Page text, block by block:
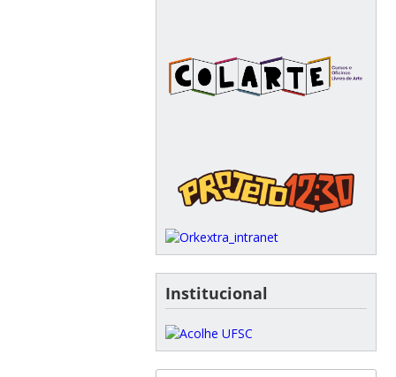
Institucional